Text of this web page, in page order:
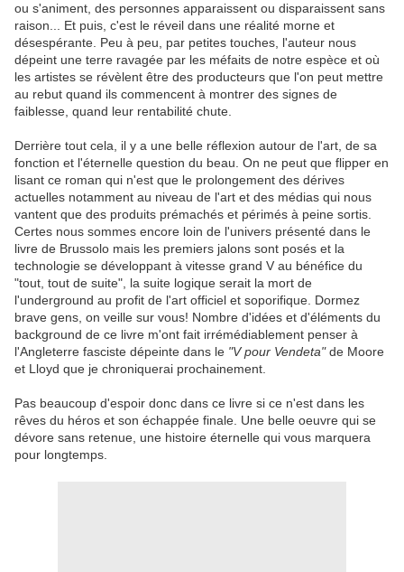
ou s'animent, des personnes apparaissent ou disparaissent sans
raison... Et puis, c'est le réveil dans une réalité morne et
désespérante. Peu à peu, par petites touches, l'auteur nous
dépeint une terre ravagée par les méfaits de notre espèce et où
les artistes se révèlent être des producteurs que l'on peut mettre
au rebut quand ils commencent à montrer des signes de
faiblesse, quand leur rentabilité chute.
Derrière tout cela, il y a une belle réflexion autour de l'art, de sa
fonction et l'éternelle question du beau. On ne peut que flipper en
lisant ce roman qui n'est que le prolongement des dérives
actuelles notamment au niveau de l'art et des médias qui nous
vantent que des produits prémachés et périmés à peine sortis.
Certes nous sommes encore loin de l'univers présenté dans le
livre de Brussolo mais les premiers jalons sont posés et la
technologie se développant à vitesse grand V au bénéfice du
"tout, tout de suite", la suite logique serait la mort de
l'underground au profit de l'art officiel et soporifique. Dormez
brave gens, on veille sur vous! Nombre d'idées et d'éléments du
background de ce livre m'ont fait irrémédiablement penser à
l'Angleterre fasciste dépeinte dans le "V pour Vendeta"de Moore
et Lloyd que je chroniquerai prochainement.
Pas beaucoup d'espoir donc dans ce livre si ce n'est dans les
rêves du héros et son échappée finale. Une belle oeuvre qui se
dévore sans retenue, une histoire éternelle qui vous marquera
pour longtemps.